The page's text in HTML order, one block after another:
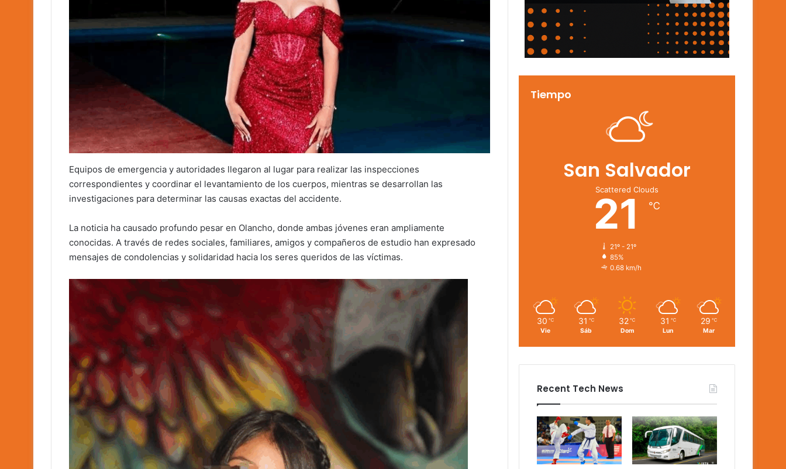
Equipos de emergencia y autoridades llegaron al lugar para realizar las inspecciones
correspondientes y coordinar el levantamiento de los cuerpos, mientras se desarrollan las
investigaciones para determinar las causas exactas del accidente.
La noticia ha causado profundo pesar en Olancho, donde ambas jóvenes eran ampliamente
conocidas. A través de redes sociales, familiares, amigos y compañeros de estudio han expresado
mensajes de condolencias y solidaridad hacia los seres queridos de las víctimas.
Tiempo
San Salvador
Scattered Clouds
21 ℃
21º - 21º
85%
0.68 km/h
30 ℃
Vie
31 ℃
Sáb
32 ℃
Dom
31 ℃
Lun
29 ℃
Mar
Recent Tech News